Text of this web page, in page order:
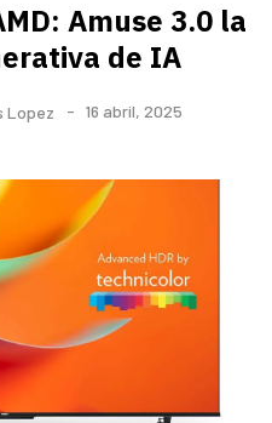
Amuse 3.0 la
de IA
Lopez 16 abril, 2025